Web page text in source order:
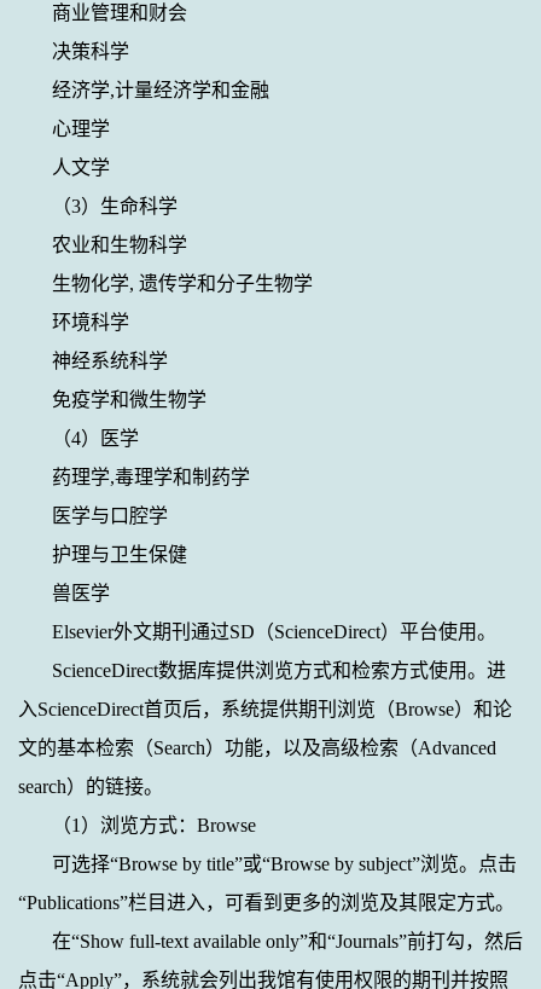
商业管理和财会
决策科学
经济学,计量经济学和金融
心理学
人文学
（3）生命科学
农业和生物科学
生物化学, 遗传学和分子生物学
环境科学
神经系统科学
免疫学和微生物学
（4）医学
药理学,毒理学和制药学
医学与口腔学
护理与卫生保健
兽医学
Elsevier外文期刊通过SD （ScienceDirect）平台使用。
ScienceDirect数据库提供浏览方式和检索方式使用。进
入ScienceDirect首页后，系统提供期刊浏览（Browse）和论
文的基本检索（Search）功能，以及高级检索（Advanced
search）的链接。
（1 ）浏览方式： Browse
可选择“Browse by title”或“Browse by subject”浏览。点击
“Publications”栏目进入，可看到更多的浏览及其限定方式。
在“Show full-text available only”和“Journals”前打勾，然后
点击“Apply”，系统就会列出我馆有使用权限的期刊并按照